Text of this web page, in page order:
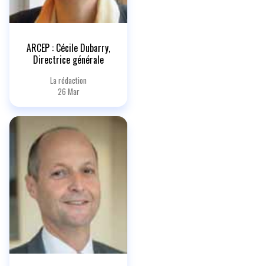
ARCEP : Cécile Dubarry,
Directrice générale
La rédaction
26 Mar